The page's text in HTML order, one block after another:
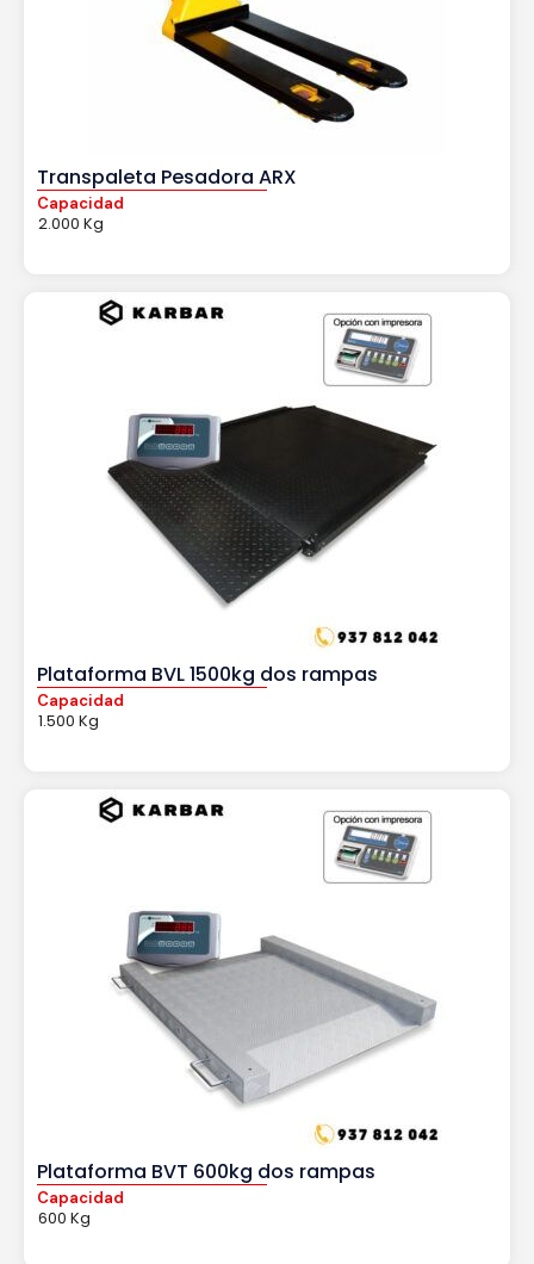
Transpaleta Pesadora ARX
Capacidad
2.000 Kg
Plataforma BVL 1500kg dos rampas
Capacidad
1.500 Kg
Plataforma BVT 600kg dos rampas
Capacidad
600 Kg